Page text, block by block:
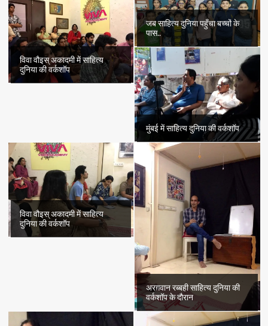
विवा वौइस् अकादमी में साहित्य
दुनिया की वर्कशॉप
जब साहित्य दुनिया पहुँचा बच्चों के
पास..
मुंबई में साहित्य दुनिया की वर्कशॉप
विवा वौइस् अकादमी में साहित्य
दुनिया की वर्कशॉप
अरग़वान रब्बही साहित्य दुनिया की
वर्कशॉप के दौरान